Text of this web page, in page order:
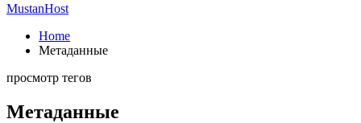
MustanHost
Home
Метаданные
просмотр тегов
Метаданные